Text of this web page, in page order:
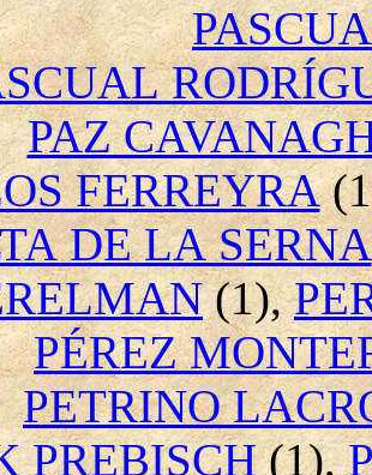
PAZ
FERREYRA
DE LA SERNA
(1),
PÉREZ
PETRINO
PREBISCH(1),